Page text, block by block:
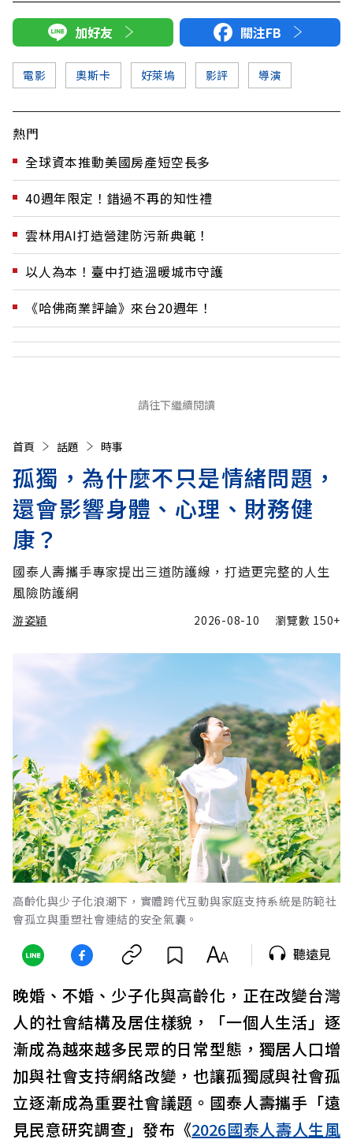
加好友 關注FB
電影 奧斯卡 好萊塢 影評 導演
熱門
全球資本推動美國房產短空長多
40週年限定！錯過不再的知性禮
雲林用AI打造營建防污新典範！
以人為本！臺中打造溫暖城市守護
《哈佛商業評論》來台20週年！
請往下繼續閱讀
首頁 話題 時事
孤獨，為什麼不只是情緒問題，
還會影響身體、心理、財務健
康？
國泰人壽攜手專家提出三道防護線，打造更完整的人生
風險防護網
游姿穎 2026-08-10 瀏覽數 150+
高齡化與少子化浪潮下，實體跨代互動與家庭支持系統是防範社
會孤立與重塑社會連結的安全氣囊。
聽遠見
晚婚、不婚、少子化與高齡化，正在改變台灣
人的社會結構及居住樣貌，「一個人生活」逐
漸成為越來越多民眾的日常型態，獨居人口增
加與社會支持網絡改變，也讓孤獨感與社會孤
立逐漸成為重要社會議題。國泰人壽攜手「遠
見民意研究調查」發布《2026國泰人壽人生風